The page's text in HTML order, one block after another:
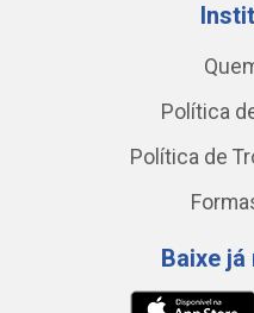
Política
Política de
Baixe já